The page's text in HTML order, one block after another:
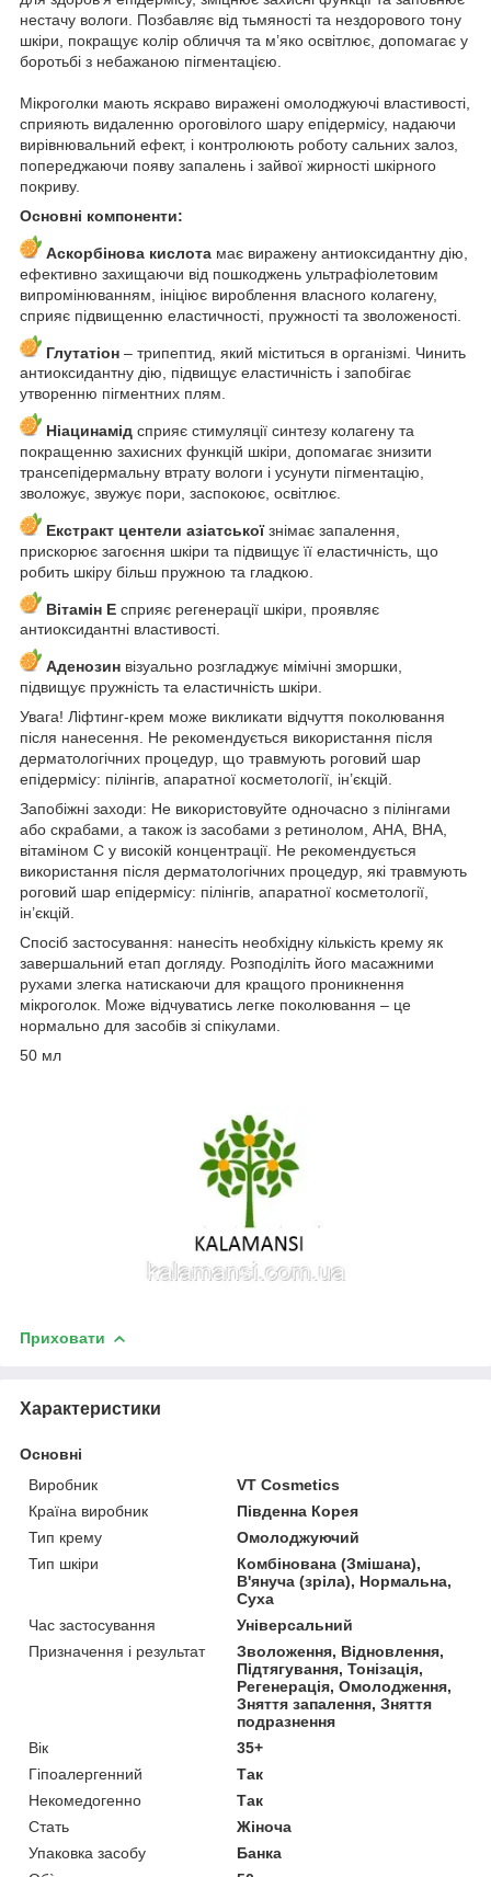
нестачу вологи. Позбавляє від тьмяності та нездорового тону
шкіри, покращує колір обличчя та м’яко освітлює, допомагає у
боротьбі з небажаною пігментацією.
Мікроголки мають яскраво виражені омолоджуючі властивості,
сприяють видаленню ороговілого шару епідермісу, надаючи
вирівнювальний ефект, і контролюють роботу сальних залоз,
попереджаючи появу запалень і зайвої жирності шкірного
покриву.
Основні компоненти:
Аскорбінова кислота має виражену антиоксидантну дію,
ефективно захищаючи від пошкоджень ультрафіолетовим
випромінюванням, ініціює вироблення власного колагену,
сприяє підвищенню еластичності, пружності та зволоженості.
Глутатіон – трипептид, який міститься в організмі. Чинить
антиоксидантну дію, підвищує еластичність і запобігає
утворенню пігментних плям.
Ніацинамід сприяє стимуляції синтезу колагену та
покращенню захисних функцій шкіри, допомагає знизити
трансепідермальну втрату вологи і усунути пігментацію,
зволожує, звужує пори, заспокоює, освітлює.
Екстракт центели азіатськоїзнімає запалення,
прискорює загоєння шкіри та підвищує її еластичність, що
робить шкіру більш пружною та гладкою.
Вітамін Е сприяє регенерації шкіри, проявляє
антиоксидантні властивості.
Аденозин візуально розгладжує мімічні зморшки,
підвищує пружність та еластичність шкіри.
Увага! Ліфтинг-крем може викликати відчуття поколювання
після нанесення. Не рекомендується використання після
дерматологічних процедур, що травмують роговий шар
епідермісу: пілінгів, апаратної косметології, ін’єкцій.
Запобіжні заходи: Не використовуйте одночасно з пілінгами
або скрабами, а також із засобами з ретинолом, AHA, BHA,
вітаміном C у високій концентрації. Не рекомендується
використання після дерматологічних процедур, які травмують
роговий шар епідермісу: пілінгів, апаратної косметології,
ін’єкцій.
Спосіб застосування: нанесіть необхідну кількість крему як
завершальний етап догляду. Розподіліть його масажними
рухами злегка натискаючи для кращого проникнення
мікроголок. Може відчуватись легке поколювання – це
нормально для засобів зі спікулами.
50 мл
Приховати
Характеристики
Основні
Виробник
VT Cosmetics
Країна виробник
Південна Корея
Тип крему
Омолоджуючий
Тип шкіри
Комбінована (Змішана),
В'януча (зріла), Нормальна,
Суха
Час застосування
Універсальний
Призначення і результат
Зволоження, Відновлення,
Підтягування, Тонізація,
Регенерація, Омолодження,
Зняття запалення, Зняття
подразнення
Вік
35+
Гіпоалергенний
Так
Некомедогенно
Так
Стать
Жіноча
Упаковка засобу
Банка